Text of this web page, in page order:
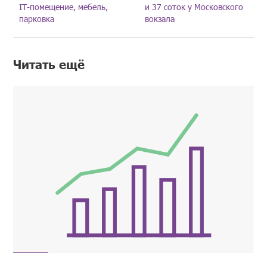
IT-помещение, мебель,
парковка
и 37 соток у Московского
вокзала
Читать ещё